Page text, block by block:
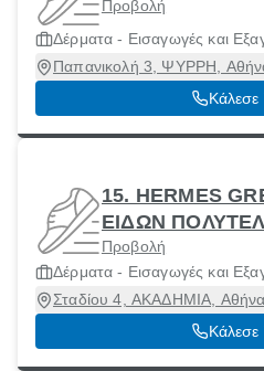
Προβολή
Δέρματα - Εισαγωγές και
Παπανικολή 3, ΨΥΡΡΗ,
15. HERMES
ΕΙΔΩΝ
Προβολή
Δέρματα - Εισαγωγές και
Σταδίου 4, ΑΚΑΔΗΜΙΑ,